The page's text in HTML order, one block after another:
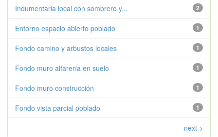
2
Indumentaria local con sombrero y...
1
Entorno espacio abierto poblado
1
Fondo camino y arbustos locales
1
Fondo muro alfarería en suelo
1
Fondo muro construcción
1
Fondo vista parcial poblado
next >